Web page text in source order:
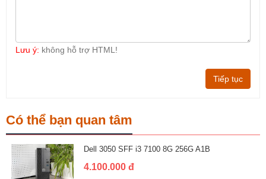
Lưu ý: không hỗ trợ HTML!
Tiếp tục
Có thể bạn quan tâm
Dell 3050 SFF i3 7100 8G 256G A1B
4.100.000 đ